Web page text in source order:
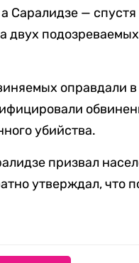
Саралидзе — спустя
двух
оправдали
убийства.
призвал
утверждал, что